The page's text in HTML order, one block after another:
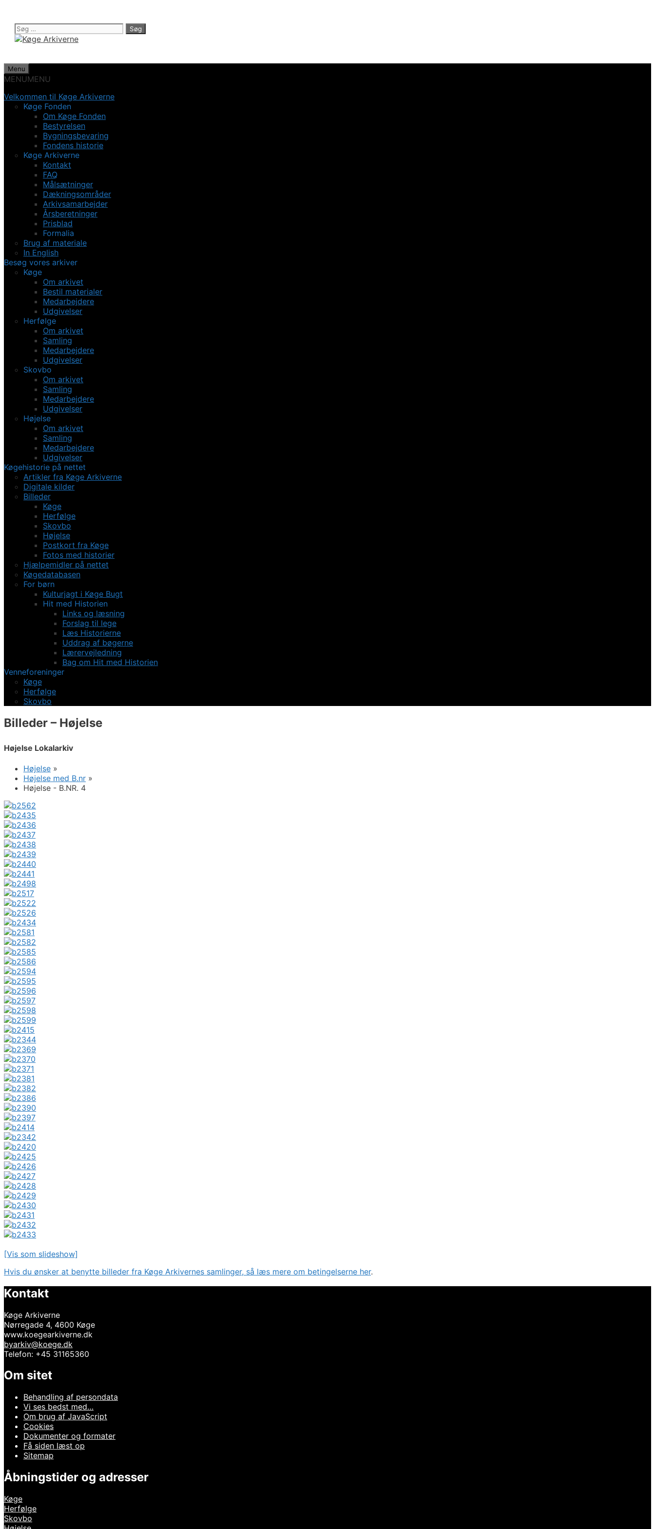
indhold
Søg
efter:
Menu
MENUMENU
Velkommen til Køge Arkiverne
Køge Fonden
Om Køge Fonden
Bestyrelsen
Bygningsbevaring
Fondens historie
Køge Arkiverne
Kontakt
FAQ
Målsætninger
Dækningsområder
Arkivsamarbejder
Årsberetninger
Prisblad
Formalia
Brug af materiale
In English
Besøg vores arkiver
Køge
Om arkivet
Bestil materialer
Medarbejdere
Udgivelser
Herfølge
Om arkivet
Samling
Medarbejdere
Udgivelser
Skovbo
Om arkivet
Samling
Medarbejdere
Udgivelser
Højelse
Om arkivet
Samling
Medarbejdere
Udgivelser
Køgehistorie på nettet
Artikler fra Køge Arkiverne
Digitale kilder
Billeder
Køge
Herfølge
Skovbo
Højelse
Postkort fra Køge
Fotos med historier
Hjælpemidler på nettet
Køgedatabasen
For børn
Kulturjagt i Køge Bugt
Hit med Historien
Links og læsning
Forslag til lege
Læs Historierne
Uddrag af bøgerne
Lærervejledning
Bag om Hit med Historien
Venneforeninger
Køge
Herfølge
Skovbo
Billeder – Højelse
Højelse Lokalarkiv
Højelse »
Højelse med B.nr »
Højelse - B.NR. 4
[Vis som slideshow]
Hvis du ønsker at benytte billeder fra Køge Arkivernes samlinger, så læs mere om betingelserne her.
Kontakt
Køge Arkiverne
Nørregade 4, 4600 Køge
www.koegearkiverne.dk
byarkiv@koege.dk
Telefon: +45 31165360
Om sitet
Behandling af persondata
Vi ses bedst med…
Om brug af JavaScript
Cookies
Dokumenter og formater
Få siden læst op
Sitemap
Åbningstider og adresser
Køge
Herfølge
Skovbo